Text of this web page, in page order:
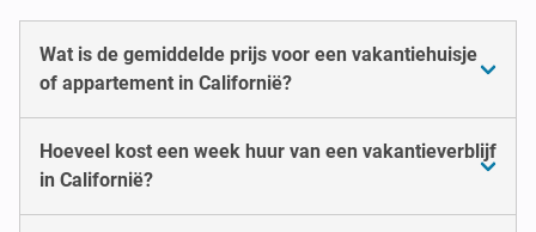
Wat is de gemiddelde prijs voor een vakantiehuisje
of appartement in Californië?
Hoeveel kost een week huur van een vakantieverblijf
in Californië?